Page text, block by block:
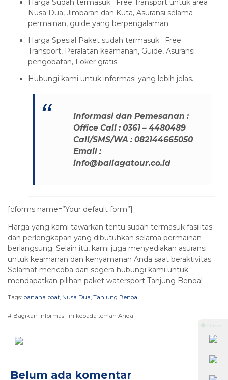
Harga Sudah termasuk : Free Transport untuk area
Nusa Dua, Jimbaran dan Kuta, Asuransi selama
permainan, guide yang berpengalaman
Harga Spesial Paket sudah termasuk : Free
Transport, Peralatan keamanan, Guide, Asuransi
pengobatan, Loker gratis
Hubungi kami untuk informasi yang lebih jelas.
Informasi dan Pemesanan :
Office Call : 0361 – 4480489
Call/SMS/WA : 082144665050
Email :
info@baliagatour.co.id
[cforms name=”Your default form”]
Harga yang kami tawarkan tentu sudah termasuk fasilitas
dan perlengkapan yang dibutuhkan selama permainan
berlangsung. Selain itu, kami juga menyediakan asuransi
untuk keamanan dan kenyamanan Anda saat beraktivitas.
Selamat mencoba dan segera hubungi kami untuk
mendapatkan pilihan paket watersport Tanjung Benoa!
Tags: banana boat, Nusa Dua, Tanjung Benoa
# Bagikan informasi ini kepada teman Anda
Belum ada komentar
⚫ Online